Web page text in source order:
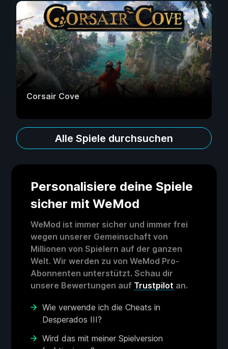
Corsair Cove
Alle Spiele durchsuchen
Personalisiere deine Spiele
sicher mit WeMod
WeMod ist immer sicher und immer frei
wegen unserer Gemeinschaft von
Millionen von Spielern auf der ganzen
Welt. Wir werden zu von WeMod Pro-
Abonnenten unterstützt. Schau dir
unsere Bewertungen auf Trustpilot an.
Wie verwende ich die Cheats in
Desperados III?
Wird das mit meiner Spielversion